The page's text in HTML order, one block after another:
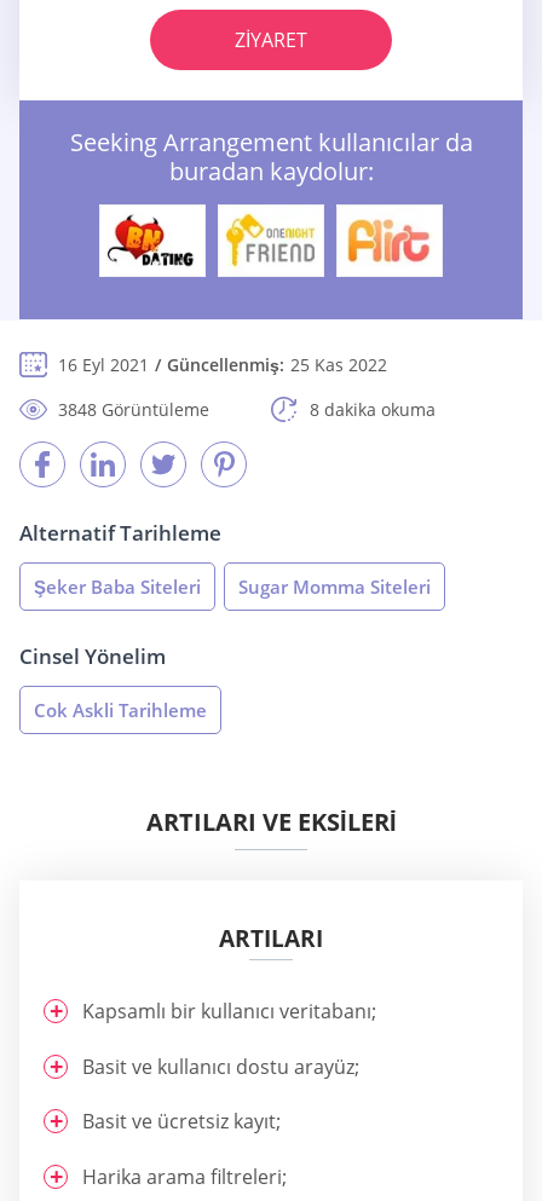
ZIYARET
Seeking Arrangement kullanıcılar da
buradan kaydolur:
16 Eyl 2021 Güncellenmiş: 25 Kas 2022
3848 Görüntüleme
8 dakika okuma
Alternatif Tarihleme
Şeker Baba Siteleri Sugar Momma Siteleri
Cinsel Yönelim
Cok Askli Tarihleme
ARTILARI VE EKSİLERİ
ARTILARI
Kapsamlı bir kullanıcı veritabanı;
Basit ve kullanıcı dostu arayüz;
Basit ve ücretsiz kayıt;
Harika arama filtreleri;